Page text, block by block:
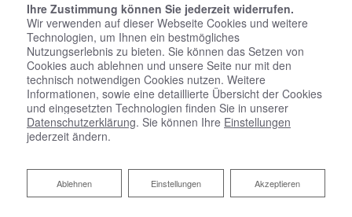
Startseite»Bad»Badinspiration & Musterbäder»Basic-Bad 15,9 ㎡
Basic-Bad 15,9 ㎡
Ihre Zustimmung können Sie jederzeit widerrufen.
Wir verwenden auf dieser Webseite Cookies und weitere
Technologien, um Ihnen ein bestmögliches
Nutzungserlebnis zu bieten. Sie können das Setzen von
Cookies auch ablehnen und unsere Seite nur mit den
technisch notwendigen Cookies nutzen. Weitere
Informationen, sowie eine detaillierte Übersicht der Cookies
und eingesetzten Technologien finden Sie in unserer
Datenschutzerklärung. Sie können Ihre Einstellungen
jederzeit ändern.
Akzeptieren
Einstellungen
Ablehnen
Ablehnen